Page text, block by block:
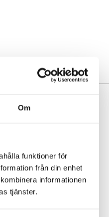
Om
funktioner för
från din enhet
informationen
tjänster.